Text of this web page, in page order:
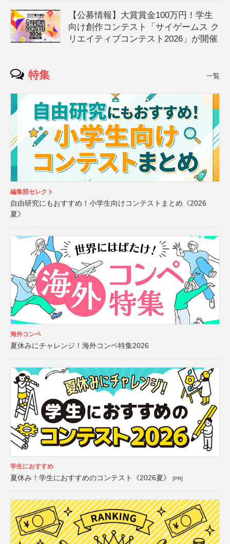
【公募情報】大賞賞金100万円！学生
向け創作コンテスト「サイゲームス ク
リエイティブコンテスト2026」が開催
特集 一覧
編集部セレクト
自由研究にもおすすめ！小学生向けコンテストまとめ《2026
夏》
海外コンペ
夏休みにチャレンジ！海外コンペ特集2026
学生におすすめ
夏休み！学生におすすめのコンテスト《2026夏》 [PR]